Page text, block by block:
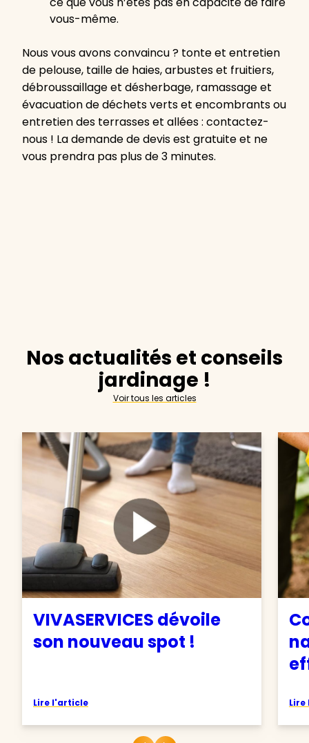
vous-même.
Nous vous avons convaincu ? tonte et entretien
de pelouse, taille de haies, arbustes et fruitiers,
débroussaillage et désherbage, ramassage et
évacuation de déchets verts et encombrants ou
entretien des terrasses et allées : contactez-
nous ! La demande de devis est gratuite et ne
vous prendra pas plus de 3 minutes.
Nos actualités et conseils
jardinage !
Voir tous les articles
VIVASERVICES dévoile
son nouveau spot !
Lire l'article